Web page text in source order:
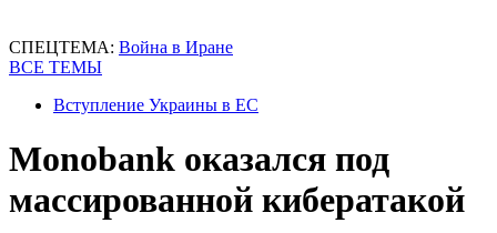
СПЕЦТЕМА: Война в Иране
ВСЕ ТЕМЫ
Вступление Украины в ЕС
Monobank оказался под
массированной кибератакой